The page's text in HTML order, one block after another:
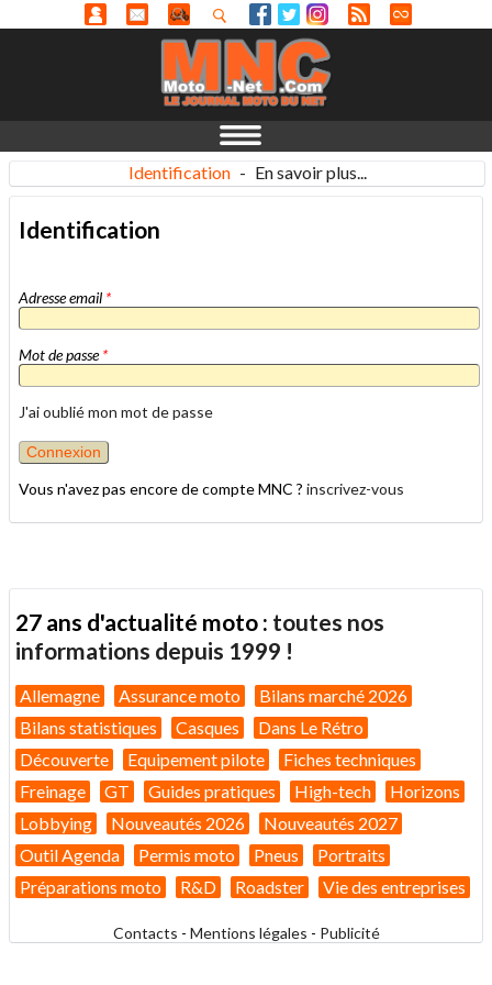
Identification - En savoir plus...
Identification
Adresse email *
Mot de passe*
J'ai oublié mon mot de passe
Vous n'avez pas encore de compte MNC ? inscrivez-vous
27 ans d'actualité moto : toutes nos
informations depuis 1999 !
Allemagne Assurance moto
Bilans marché 2026
Bilans statistiques
Casques
Dans Le Rétro
Découverte
Equipement pilote
Fiches techniques
Freinage
GT Guides pratiques High-tech
Horizons
Lobbying
Nouveautés 2026
Nouveautés 2027
Outil Agenda
Permis moto Pneus
Portraits
Préparations moto
R&D Roadster Vie des entreprises
Contacts - Mentions légales - Publicité